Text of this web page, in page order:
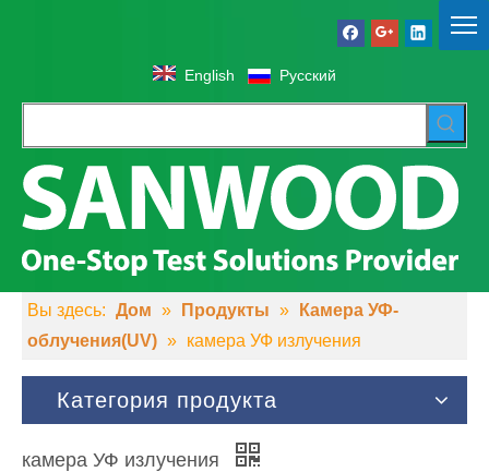
English Pусский
Вы здесь: Дом » Продукты »
Камера УФ-
облучения(UV) » камера УФ излучения
Категория продукта
камера УФ излучения